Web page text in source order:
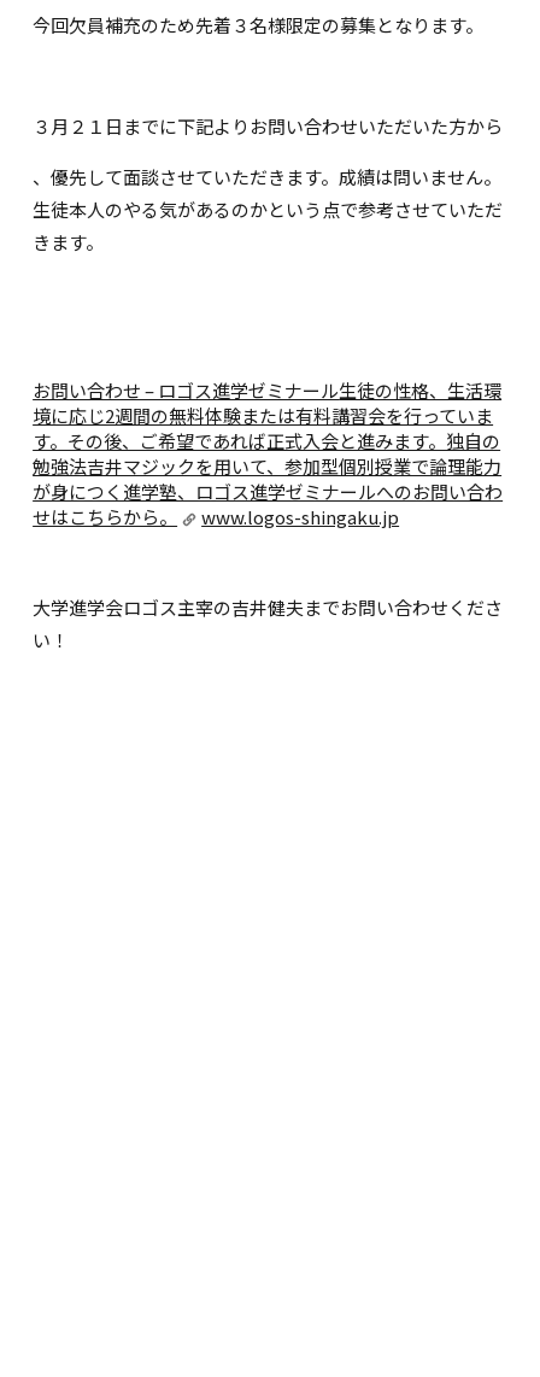
今回欠員補充のため先着３名様限定の募集となります。
３月２１日までに下記よりお問い合わせいただいた方から
、優先して面談させていただきます。成績は問いません。
生徒本人のやる気があるのかという点で参考させていただ
きます。
お問い合わせ – ロゴス進学ゼミナール生徒の性格、生活環
境に応じ2週間の無料体験または有料講習会を行っていま
す。その後、ご希望であれば正式入会と進みます。独自の
勉強法吉井マジックを用いて、参加型個別授業で論理能力
が身につく進学塾、ロゴス進学ゼミナールへのお問い合わ
せはこちらから。
www.logos-shingaku.jp
大学進学会ロゴス主宰の吉井健夫までお問い合わせくださ
い！